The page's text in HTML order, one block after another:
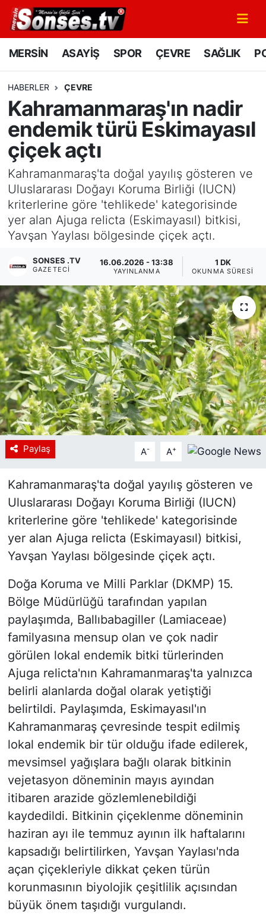
MERSİN ASAYİŞ SPOR ÇEVRE SAĞLIK
HABERLER ÇEVRE
Kahramanmaraş'ın nadir
endemik türü Eskimayasıl
çiçek açtı
Kahramanmaraş'ta doğal yayılış gösteren ve
Uluslararası Doğayı Koruma Birliği (IUCN)
kriterlerine göre 'tehlikede' kategorisinde
yer alan Ajuga relicta (Eskimayasıl) bitkisi,
Yavşan Yaylası bölgesinde çiçek açtı.
SONSES .TV
GAZETECI
16.06.2026 - 13:38
YAYINLANMA
1 DK
OKUNMA SÜRESI
Paylaş A- A+
Kahramanmaraş'ta doğal yayılış gösteren ve
Uluslararası Doğayı Koruma Birliği (IUCN)
kriterlerine göre 'tehlikede' kategorisinde
yer alan Ajuga relicta (Eskimayasıl) bitkisi,
Yavşan Yaylası bölgesinde çiçek açtı.
Doğa Koruma ve Milli Parklar (DKMP) 15.
Bölge Müdürlüğü tarafından yapılan
paylaşımda, Ballıbabagiller (Lamiaceae)
familyasına mensup olan ve çok nadir
görülen lokal endemik bitki türlerinden
Ajuga relicta'nın Kahramanmaraş'ta yalnızca
belirli alanlarda doğal olarak yetiştiği
belirtildi. Paylaşımda, Eskimayasıl'ın
Kahramanmaraş çevresinde tespit edilmiş
lokal endemik bir tür olduğu ifade edilerek,
mevsimsel yağışlara bağlı olarak bitkinin
vejetasyon döneminin mayıs ayından
itibaren arazide gözlemlenebildiği
kaydedildi. Bitkinin çiçeklenme döneminin
haziran ayı ile temmuz ayının ilk haftalarını
kapsadığı belirtilirken, Yavşan Yaylası'nda
açan çiçekleriyle dikkat çeken türün
korunmasının biyolojik çeşitlilik açısından
büyük önem taşıdığı vurgulandı.
MERSİN
SPOR
GÜNÜN MANŞETİ
KÜLTÜR - SANAT
MAGAZİN
SAĞLIK
Siyaset
YEREL HABER
Haberde insan
Tanıtım
Mersin Nöbetçi Eczaneler
Mersin Namaz Vakitleri
Mersin Trafik Yoğunluk Haritası
Süper Lig Puan Durumu ve Fikstür
Tüm Manşetler
Son Dakika Haberleri
Haber Arşivi